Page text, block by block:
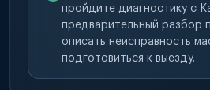
пройдите диагностику с
предварительный разбор
описать неисправность
подготовиться к выезду.